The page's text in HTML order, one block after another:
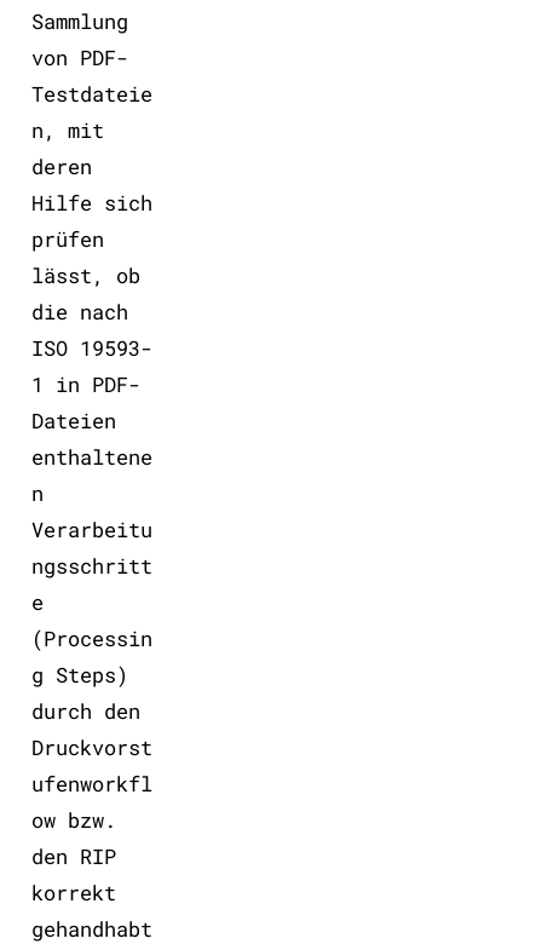
Sammlung
von PDF-
Testdateie
n, mit
deren
Hilfe sich
prüfen
lässt, ob
die nach
ISO 19593-
1 in PDF-
Dateien
enthaltene
n
Verarbeitu
ngsschritt
e
(Processin
g Steps)
durch den
Druckvorst
ufenworkfl
ow bzw.
den RIP
korrekt
gehandhabt